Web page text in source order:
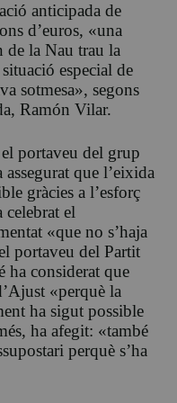
anticipada de
d’euros, «una
de la Nau trau la
especial de
sotmesa», segons
Ramón Vilar.
portaveu del grup
que l’eixida
gràcies a l’esforç
el
«que no s’haja
portaveu del Partit
ha considerat que
«perquè la
ha sigut possible
ha afegit: «també
perquè s’ha